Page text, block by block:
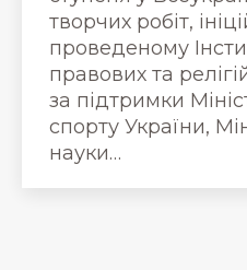
творчих робіт,
проведеному
правових та
за підтримки
спорту України,
науки…